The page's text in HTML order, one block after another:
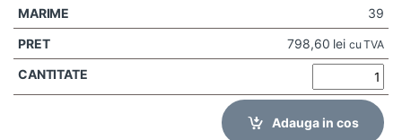
39
798,60 lei cu TVA
Adauga in cos